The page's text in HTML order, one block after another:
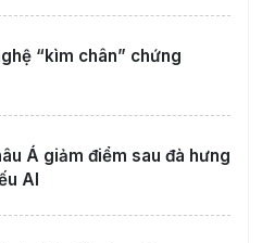
“kìm chân” chứng
Á giảm điểm sau đà hưng
AI